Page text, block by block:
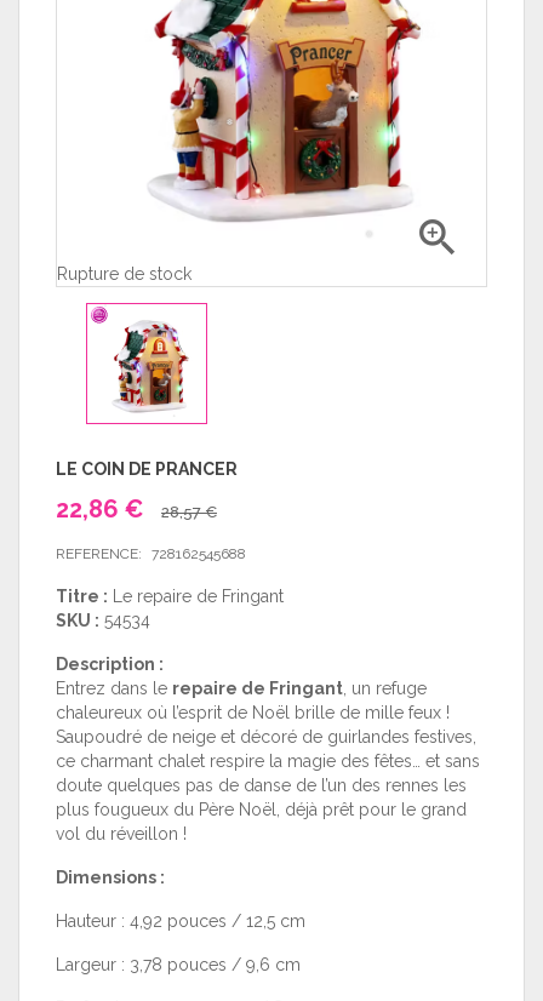

Rupture de stock
LE COIN DE PRANCER
22,86 € 28,57 €
REFERENCE: 728162545688
Titre : Le repaire de Fringant
SKU : 54534
Description :
Entrez dans le repaire de Fringant , un refuge
chaleureux où l’esprit de Noël brille de mille feux !
Saupoudré de neige et décoré de guirlandes festives,
ce charmant chalet respire la magie des fêtes… et sans
doute quelques pas de danse de l’un des rennes les
plus fougueux du Père Noël, déjà prêt pour le grand
vol du réveillon !
Dimensions :
Hauteur : 4,92 pouces / 12,5 cm
Largeur : 3,78 pouces / 9,6 cm